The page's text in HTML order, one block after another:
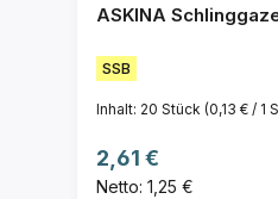
ASKINA
SSB
Inhalt: 20 Stück (0,13 € / 1
Regulärer Preis:
2,61 €
Netto: 1,25 €